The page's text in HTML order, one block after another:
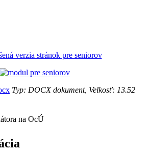
verzia stránok pre seniorov
Typ: DOCX dokument, Velkosť: 13.52